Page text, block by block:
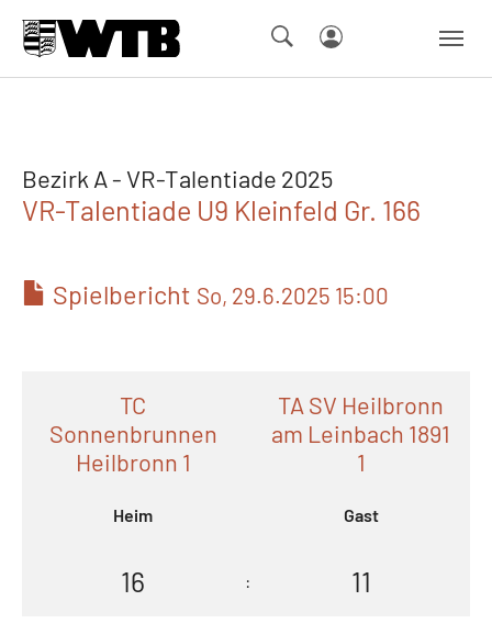
Bezirk A - VR-Talentiade 2025
VR-Talentiade U9 Kleinfeld Gr. 166
Spielbericht So, 29.6.2025 15:00
TC
Sonnenbrunnen
Heilbronn 1
Heim
TA SV Heilbronn
am Leinbach 1891
1
Gast
16 : 11